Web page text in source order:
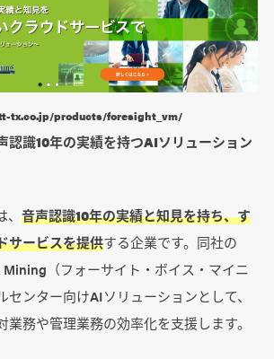
tx.co.jp/products/foresight_vm/
認識10年の実績を持つAIソリューション
音声認識10年の実績と知見を持ち、す
サービスを提供する企業です。同社の
Mining（フォーサイト・ボイス・マイニ
センター向けAIソリューションとして、
業務や管理業務の効率化を支援します。